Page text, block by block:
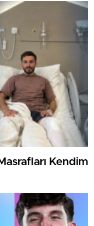
Kendim